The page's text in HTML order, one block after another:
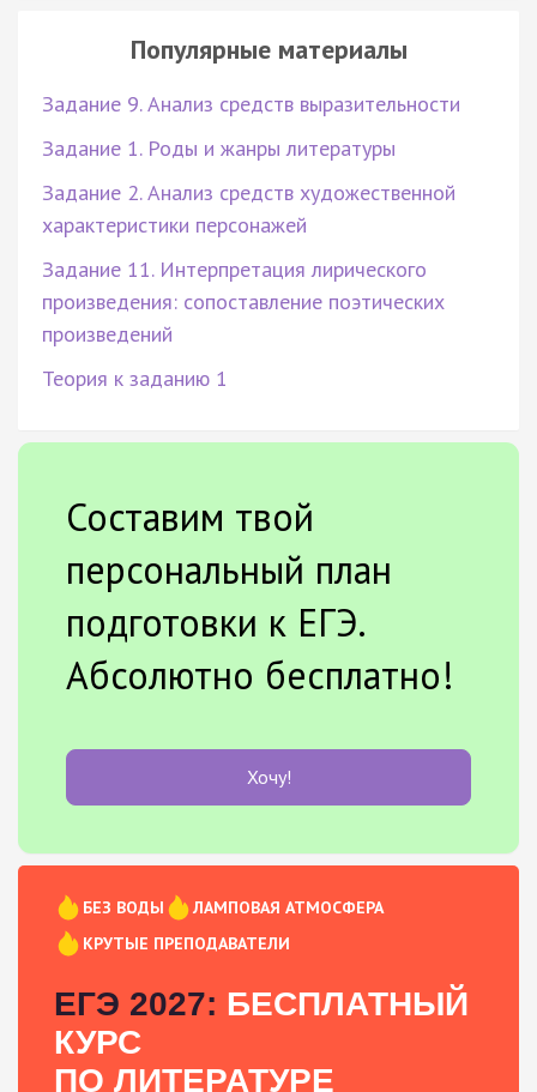
Популярные материалы
Задание 9. Анализ средств выразительности
Задание 1. Роды и жанры литературы
Задание 2. Анализ средств художественной
характеристики персонажей
Задание 11. Интерпретация лирического
произведения: сопоставление поэтических
произведений
Теория к заданию 1
Составим твой
персональный план
подготовки к ЕГЭ.
Абсолютно бесплатно!
Хочу!
БЕЗ ВОДЫ
ЛАМПОВАЯ АТМОСФЕРА
КРУТЫЕ ПРЕПОДАВАТЕЛИ
ЕГЭ 2027: БЕСПЛАТНЫЙ
КУРС
ПО ЛИТЕРАТУРЕ